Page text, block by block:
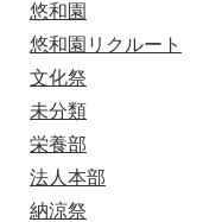
悠和園
悠和園リクルート
文化祭
未分類
栄養部
法人本部
納涼祭